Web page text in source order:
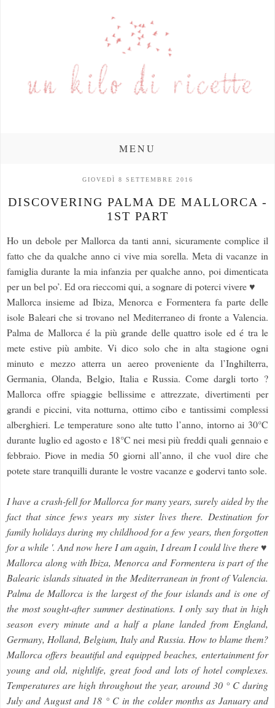
MENU
GIOVEDÌ 8 SETTEMBRE 2016
DISCOVERING PALMA DE MALLORCA -
1ST PART
Ho un debole per Mallorca da tanti anni, sicuramente complice il
fatto che da qualche anno ci vive mia sorella. Meta di vacanze in
famiglia durante la mia infanzia per qualche anno, poi dimenticata
per un bel po’. Ed ora rieccomi qui, a sognare di poterci vivere ♥
Mallorca insieme ad Ibiza, Menorca e Formentera fa parte delle
isole Baleari che si trovano nel Mediterraneo di fronte a Valencia.
Palma de Mallorca é la più grande delle quattro isole ed é tra le
mete estive più ambite. Vi dico solo che in alta stagione ogni
minuto e mezzo atterra un aereo proveniente da l’Inghilterra,
Germania, Olanda, Belgio, Italia e Russia. Come dargli torto ?
Mallorca offre spiaggie bellissime e attrezzate, divertimenti per
grandi e piccini, vita notturna, ottimo cibo e tantissimi complessi
alberghieri. Le temperature sono alte tutto l’anno, intorno ai 30°C
durante luglio ed agosto e 18°C nei mesi più freddi quali gennaio e
febbraio. Piove in media 50 giorni all’anno, il che vuol dire che
potete stare tranquilli durante le vostre vacanze e godervi tanto sole.
I have a crash-fell for Mallorca for many years, surely aided by the
fact that since fews years my sister lives there. Destination for
family holidays during my childhood for a few years, then forgotten
for a while '. And now here I am again, I dream I could live there ♥
Mallorca along with Ibiza, Menorca and Formentera is part of the
Balearic islands situated in the Mediterranean in front of Valencia.
Palma de Mallorca is the largest of the four islands and is one of
the most sought-after summer destinations. I only say that in high
season every minute and a half a plane landed from England,
Germany, Holland, Belgium, Italy and Russia. How to blame them?
Mallorca offers beautiful and equipped beaches, entertainment for
young and old, nightlife, great food and lots of hotel complexes.
Temperatures are high throughout the year, around 30 ° C during
July and August and 18 ° C in the colder months as January and